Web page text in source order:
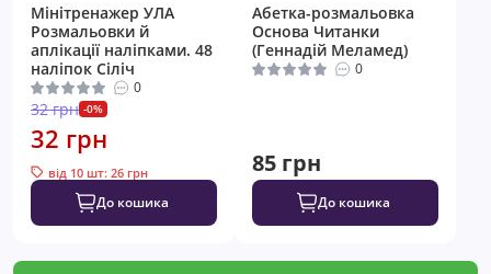
Мінітренажер УЛА
Розмальовки й
аплікації наліпками. 48
наліпок Сіліч
0
32 грн -0%
32 грн
від 10 шт: 26 грн
До кошика
Абетка-розмальовка
Основа Читанки
(Геннадій Меламед)
0
85 грн
До кошика